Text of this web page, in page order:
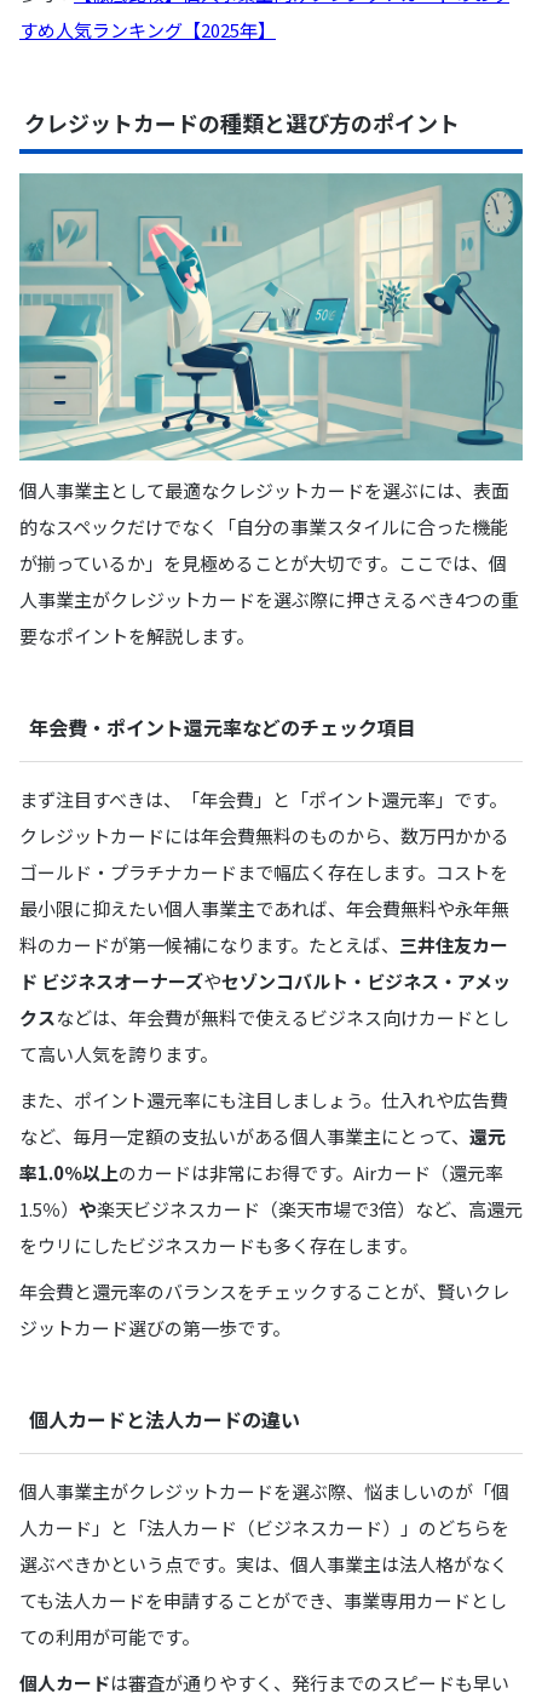
すめ人気ランキング【2025年】
クレジットカードの種類と選び方のポイント
個人事業主として最適なクレジットカードを選ぶには、表面
的なスペックだけでなく「自分の事業スタイルに合った機能
が揃っているか」を見極めることが大切です。ここでは、個
人事業主がクレジットカードを選ぶ際に押さえるべき4つの重
要なポイントを解説します。
年会費・ポイント還元率などのチェック項目
まず注目すべきは、「年会費」と「ポイント還元率」です。
クレジットカードには年会費無料のものから、数万円かかる
ゴールド・プラチナカードまで幅広く存在します。コストを
最小限に抑えたい個人事業主であれば、年会費無料や永年無
料のカードが第一候補になります。たとえば、 三井住友カー
ド ビジネスオーナーズやセゾンコバルト・ビジネス・アメッ
クスなどは、年会費が無料で使えるビジネス向けカードとし
て高い人気を誇ります。
また、ポイント還元率にも注目しましょう。仕入れや広告費
など、毎月一定額の支払いがある個人事業主にとって、 還元
率1.0％以上のカードは非常にお得です。Airカード（還元率
1.5％） や楽天ビジネスカード（楽天市場で3倍）など、高還元
をウリにしたビジネスカードも多く存在します。
年会費と還元率のバランスをチェックすることが、賢いクレ
ジットカード選びの第一歩です。
個人カードと法人カードの違い
個人事業主がクレジットカードを選ぶ際、悩ましいのが「個
人カード」と「法人カード（ビジネスカード）」のどちらを
選ぶべきかという点です。実は、個人事業主は法人格がなく
ても法人カードを申請することができ、事業専用カードとし
ての利用が可能です。
個人カードは審査が通りやすく、発行までのスピードも早い